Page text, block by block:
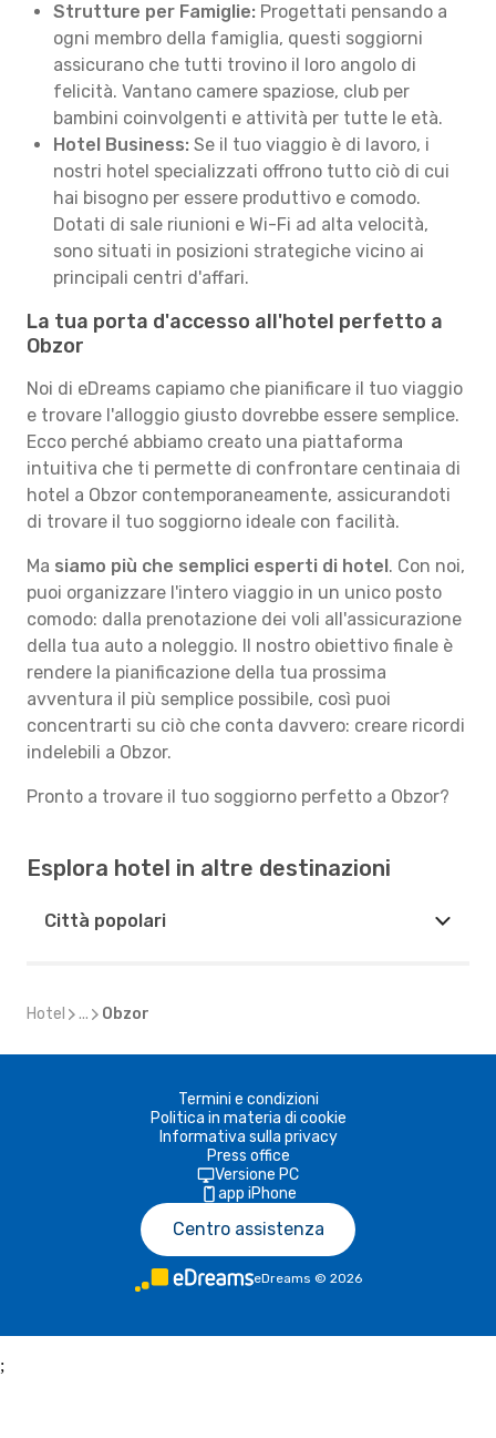
Strutture per Famiglie: Progettati pensando a
ogni membro della famiglia, questi soggiorni
assicurano che tutti trovino il loro angolo di
felicità. Vantano camere spaziose, club per
bambini coinvolgenti e attività per tutte le età.
Hotel Business: Se il tuo viaggio è di lavoro, i
nostri hotel specializzati offrono tutto ciò di cui
hai bisogno per essere produttivo e comodo.
Dotati di sale riunioni e Wi-Fi ad alta velocità,
sono situati in posizioni strategiche vicino ai
principali centri d'affari.
La tua porta d'accesso all'hotel perfetto a
Obzor
Noi di eDreams capiamo che pianificare il tuo viaggio
e trovare l'alloggio giusto dovrebbe essere semplice.
Ecco perché abbiamo creato una piattaforma
intuitiva che ti permette di confrontare centinaia di
hotel a Obzor contemporaneamente, assicurandoti
di trovare il tuo soggiorno ideale con facilità.
Ma siamo più che semplici esperti di hotel. Con noi,
puoi organizzare l'intero viaggio in un unico posto
comodo: dalla prenotazione dei voli all'assicurazione
della tua auto a noleggio. Il nostro obiettivo finale è
rendere la pianificazione della tua prossima
avventura il più semplice possibile, così puoi
concentrarti su ciò che conta davvero: creare ricordi
indelebili a Obzor.
Pronto a trovare il tuo soggiorno perfetto a Obzor?
Esplora hotel in altre destinazioni
Città popolari
Hotel ... Obzor
Termini e condizioni
Politica in materia di cookie
Informativa sulla privacy
Press office
Versione PC
app iPhone
Centro assistenza
eDreams © 2026
;